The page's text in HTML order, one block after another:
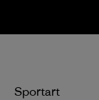
Sportart